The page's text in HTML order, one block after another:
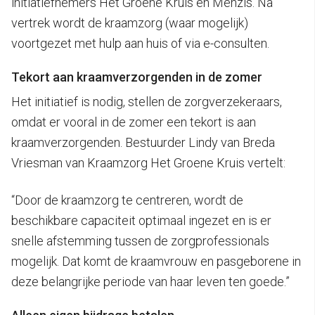
vertrek wordt de kraamzorg (waar mogelijk)
voortgezet met hulp aan huis of via e-consulten.
Tekort aan kraamverzorgenden in de zomer
Het initiatief is nodig, stellen de zorgverzekeraars,
omdat er vooral in de zomer een tekort is aan
kraamverzorgenden. Bestuurder Lindy van Breda
Vriesman van Kraamzorg Het Groene Kruis vertelt:
“Door de kraamzorg te centreren, wordt de
beschikbare capaciteit optimaal ingezet en is er
snelle afstemming tussen de zorgprofessionals
mogelijk. Dat komt de kraamvrouw en pasgeborene in
deze belangrijke periode van haar leven ten goede.”